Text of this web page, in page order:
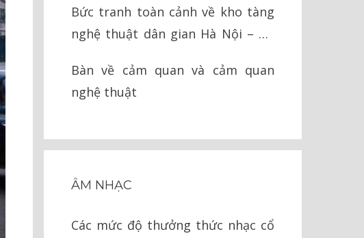
Bức tranh toàn cảnh về kho tàng
nghệ thuật dân gian Hà Nội – Hà
Bàn về cảm quan và cảm quan
nghệ thuật
ÂM NHẠC
Các mức độ thưởng thức nhạc cổ